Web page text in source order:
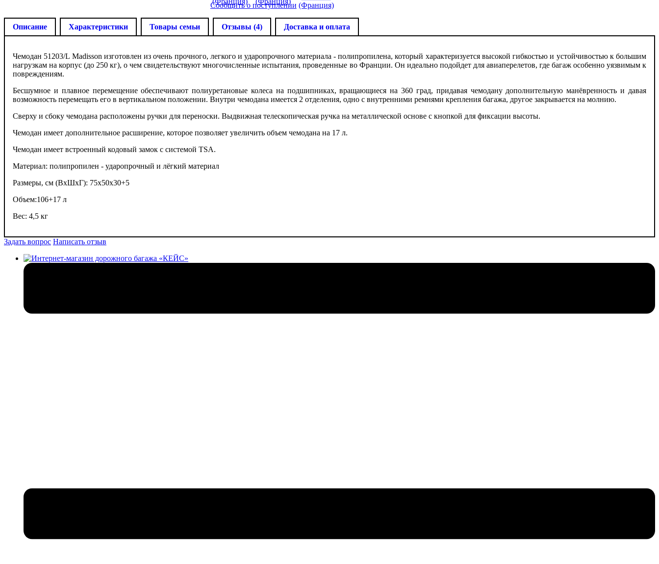
Сообщить о поступлении
Описание Характеристики Товары семьи Отзывы (4) Доставка и оплата
Чемодан 51203/L Madisson изготовлен из очень прочного, легкого и ударопрочного материала - полипропилена, который характеризуется высокой гибкостью и устойчивостью к большим
нагрузкам на корпус (до 250 кг), о чем свидетельствуют многочисленные испытания, проведенные во Франции. Он идеально подойдет для авиаперелетов, где багаж особенно уязвимым к
повреждениям.
Бесшумное и плавное перемещение обеспечивают полиуретановые колеса на подшипниках, вращающиеся на 360 град, придавая чемодану дополнительную манёвренность и давая
возможность перемещать его в вертикальном положении. Внутри чемодана имеется 2 отделения, одно с внутренними ремнями крепления багажа, другое закрывается на молнию.
Сверху и сбоку чемодана расположены ручки для переноски. Выдвижная телескопическая ручка на металлической основе с кнопкой для фиксации высоты.
Чемодан имеет дополнительное расширение, которое позволяет увеличить объем чемодана на 17 л.
Чемодан имеет встроенный кодовый замок с системой TSA.
Материал: полипропилен - ударопрочный и лёгкий материал
Размеры, см (ВхШхГ): 75х50х30+5
Объем:106+17 л
Вес: 4,5 кг
Задать вопрос Написать отзыв